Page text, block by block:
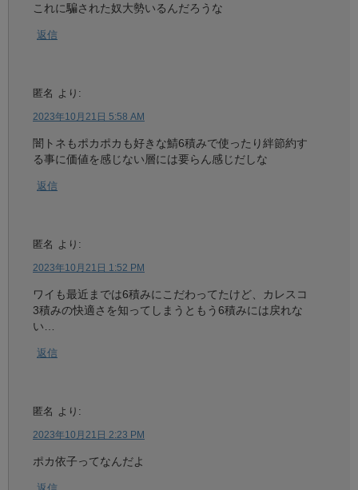
これに騙された奴大勢いるんだろうな
返信
匿名 より:
2023年10月21日 5:58 AM
闇トネもポカポカも好きな鯖6積みで使ったり絆節約す
る事に価値を感じない層には要らん感じだしな
返信
匿名 より:
2023年10月21日 1:52 PM
ワイも最近までは6積みにこだわってたけど、カレスコ
3積みの快適さを知ってしまうともう6積みには戻れな
い…
返信
匿名 より:
2023年10月21日 2:23 PM
ポカ依子ってなんだよ